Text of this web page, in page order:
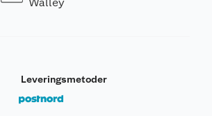
Leveringsmetoder